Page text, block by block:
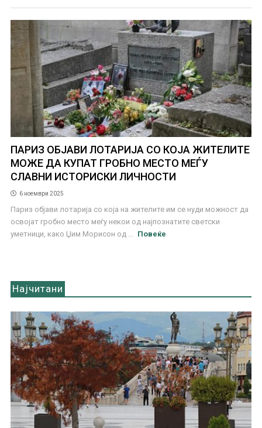
ПАРИЗ ОБЈАВИ ЛОТАРИЈА СО КОЈА ЖИТЕЛИТЕ
МОЖЕ ДА КУПАТ ГРОБНО МЕСТО МЕЃУ
СЛАВНИ ИСТОРИСКИ ЛИЧНОСТИ
6 ноември 2025
Париз објави лотарија со која на жителите им се нуди можност да
освојат гробно место меѓу некои од најпознатите светски
уметници, како Џим Морисон од ...
Повеќе
Најчитани